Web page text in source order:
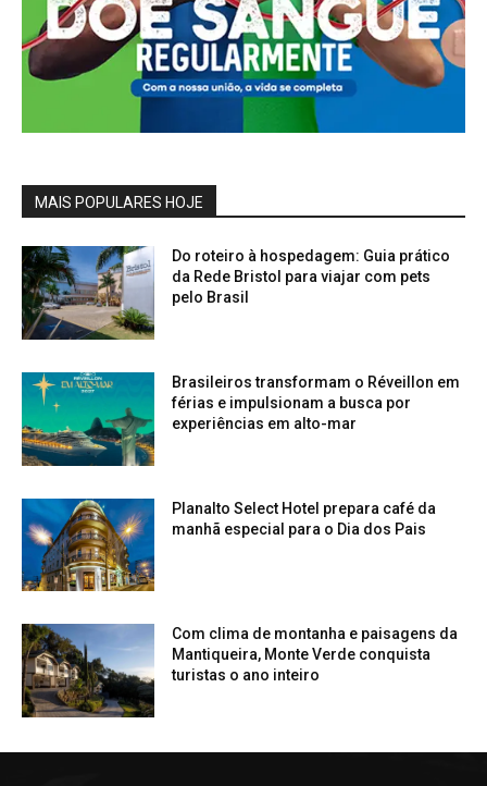
MAIS POPULARES HOJE
Do roteiro à hospedagem: Guia prático
da Rede Bristol para viajar com pets
pelo Brasil
Brasileiros transformam o Réveillon em
férias e impulsionam a busca por
experiências em alto-mar
Planalto Select Hotel prepara café da
manhã especial para o Dia dos Pais
Com clima de montanha e paisagens da
Mantiqueira, Monte Verde conquista
turistas o ano inteiro